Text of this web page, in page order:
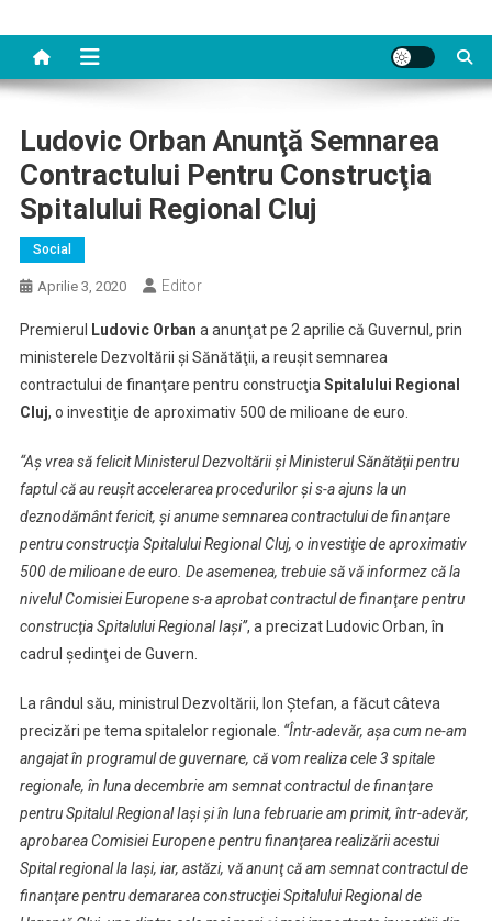
Ludovic Orban Anunţă Semnarea
Contractului Pentru Construcţia
Spitalului Regional Cluj
Social
Aprilie 3, 2020 Editor
Premierul Ludovic Orban a anunţat pe 2 aprilie că Guvernul, prin
ministerele Dezvoltării şi Sănătăţii, a reuşit semnarea
contractului de finanţare pentru construcţia Spitalului Regional
Cluj, o investiţie de aproximativ 500 de milioane de euro.
“Aş vrea să felicit Ministerul Dezvoltării şi Ministerul Sănătăţii pentru
faptul că au reuşit accelerarea procedurilor şi s-a ajuns la un
deznodământ fericit, şi anume semnarea contractului de finanţare
pentru construcţia Spitalului Regional Cluj, o investiţie de aproximativ
500 de milioane de euro. De asemenea, trebuie să vă informez că la
nivelul Comisiei Europene s-a aprobat contractul de finanţare pentru
construcţia Spitalului Regional Iaşi”, a precizat Ludovic Orban, în
cadrul şedinţei de Guvern.
La rândul său, ministrul Dezvoltării, Ion Ştefan, a făcut câteva
precizări pe tema spitalelor regionale. “Într-adevăr, aşa cum ne-am
angajat în programul de guvernare, că vom realiza cele 3 spitale
regionale, în luna decembrie am semnat contractul de finanţare
pentru Spitalul Regional Iaşi şi în luna februarie am primit, într-adevăr,
aprobarea Comisiei Europene pentru finanţarea realizării acestui
Spital regional la Iaşi, iar, astăzi, vă anunţ că am semnat contractul de
finanţare pentru demararea construcţiei Spitalului Regional de